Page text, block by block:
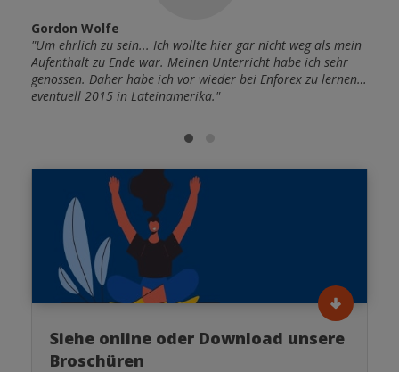
Gordon Wolfe
"Um ehrlich zu sein... Ich wollte hier gar nicht weg als mein
Aufenthalt zu Ende war. Meinen Unterricht habe ich sehr
genossen. Daher habe ich vor wieder bei Enforex zu lernen…
eventuell 2015 in Lateinamerika."
Siehe online oder Download unsere
Broschüren